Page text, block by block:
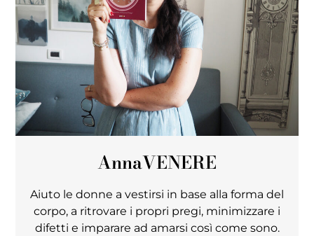
AnnaVENERE
Aiuto le donne a vestirsi in base alla forma del
corpo, a ritrovare i propri pregi, minimizzare i
difetti e imparare ad amarsi così come sono.